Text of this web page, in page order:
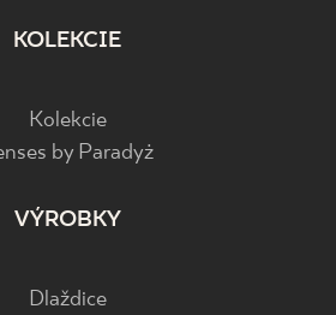
KOLEKCIE
Kolekcie
by Paradyż
VÝROBKY
Dlaždice